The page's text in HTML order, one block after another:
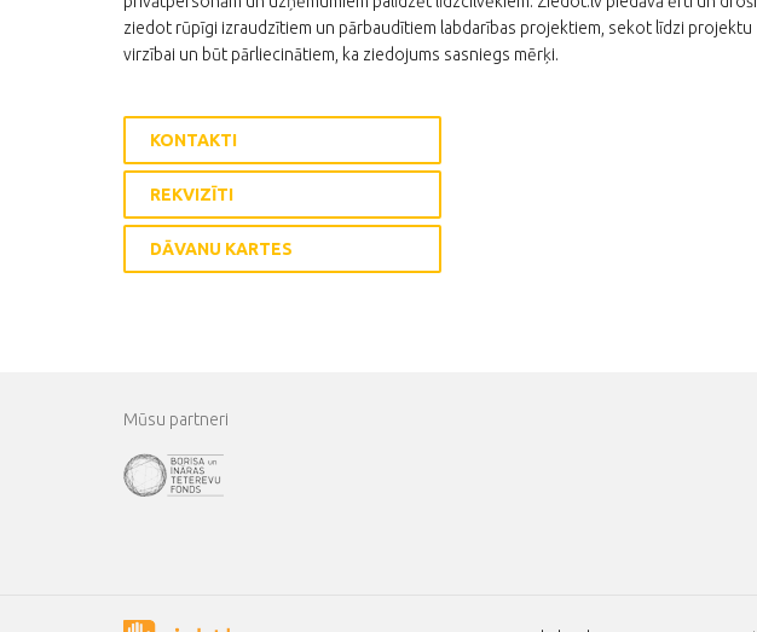
ziedot rūpīgi izraudzītiem un pārbaudītiem labdarības projektiem, sekot līdzi projektu
virzībai un būt pārliecinātiem, ka ziedojums sasniegs mērķi.
KONTAKTI
REKVIZĪTI
DĀVANU KARTES
Mūsu partneri